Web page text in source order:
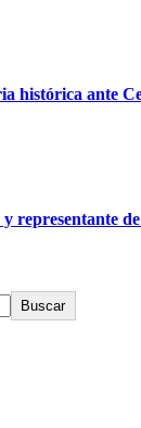
histórica ante
representante
Buscar